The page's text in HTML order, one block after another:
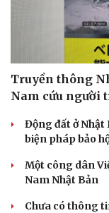
Truyền thông
Nam cứu người
Động đất ở Nhật
biện pháp bảo
Một công dân
Nam Nhật Bản
Chưa có thông